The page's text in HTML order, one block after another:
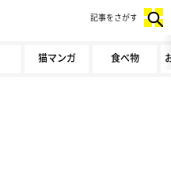
猫マンガ 食べ物
記事をさがす